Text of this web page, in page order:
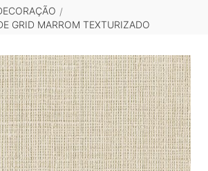
/
GRID MARROM TEXTURIZADO